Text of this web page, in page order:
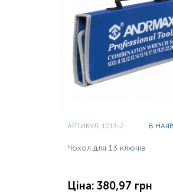
АРТИКУЛ: 1013-2 В
Чохол для 13 ключів
Ціна: 380,97 грн